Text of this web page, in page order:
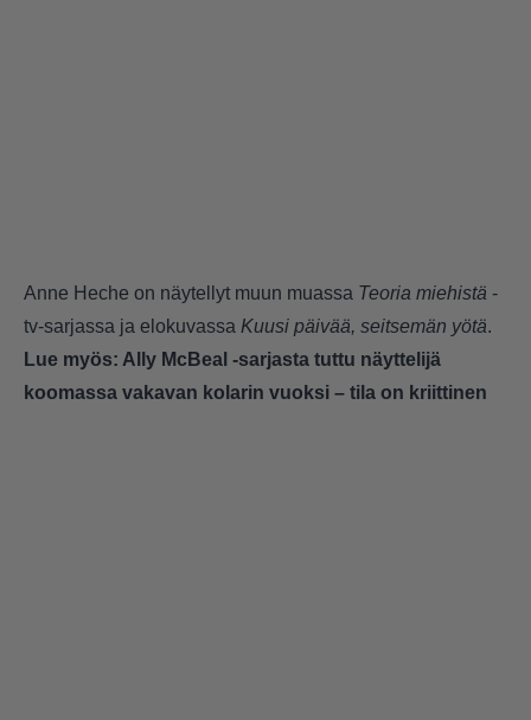
Anne Heche on näytellyt muun muassa Teoria miehistä -
tv-sarjassa ja elokuvassa Kuusi päivää, seitsemän yötä.
Lue myös: Ally McBeal -sarjasta tuttu näyttelijä
koomassa vakavan kolarin vuoksi – tila on kriittinen